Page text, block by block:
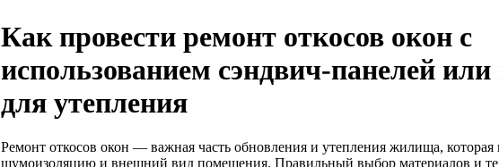
Как провести ремонт откосов окон с
использованием сэндвич-панелей
для утепления
Ремонт откосов окон — важная часть обновления и утепления жилища, которая
шумоизоляцию и внешний вид помещения. Правильный выбор материалов и